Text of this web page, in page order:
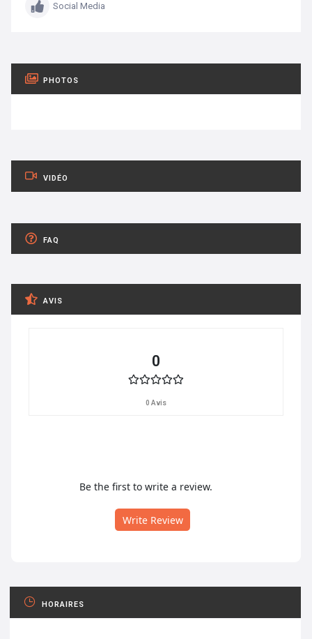
Social Media
PHOTOS
VIDÉO
FAQ
AVIS
0
0 Avis
Be the first to write a review.
Write Review
HORAIRES